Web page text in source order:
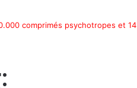
comprimés psychotropes et
: